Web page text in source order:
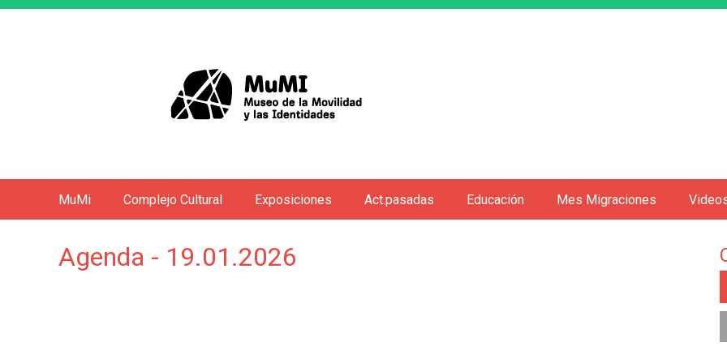
Agenda - 19.01.2026
n
MuMi Complejo Cultural Exposiciones Act.pasadas Educación Mes Migraciones